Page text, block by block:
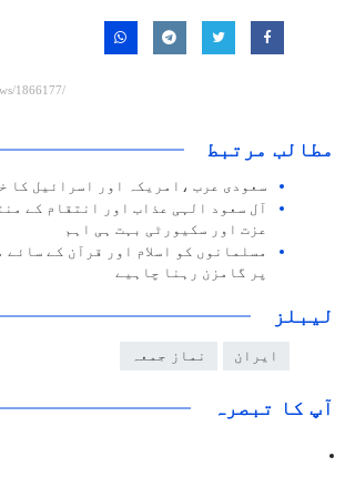
مطالب مرتبط
سعودی عرب ،امریکہ اور اسرائیل کا
آل سعود الہی عذاب اور انتقام کے
عزت اور سکیورٹی بہت ہی اہم
مسلمانوں کو اسلام اور قرآن کے سائے
پر گامزن رہنا چاہیے
لیبلز
ایران نماز جمعہ
آپ کا تبصرہ